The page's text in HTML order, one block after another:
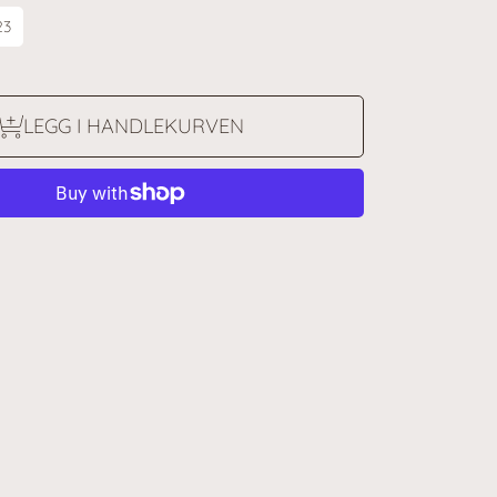
LEGG I HANDLEKURVEN